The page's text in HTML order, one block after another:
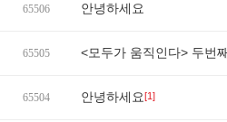
65506 안녕하세요
65505 <모두가 움직인다> 두번
65504 안녕하세요[1]